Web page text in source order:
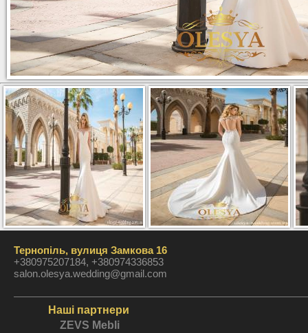
Тернопіль, вулиця Замкова 16
+380975207184, +380974336853
salon.olesya.wedding@gmail.com
Наші партнери
ZEVS Mebli